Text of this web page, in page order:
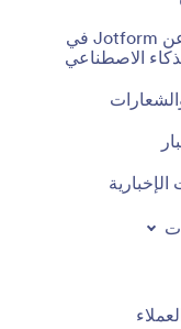
حقائق عن Jotform في
الاصطناعي